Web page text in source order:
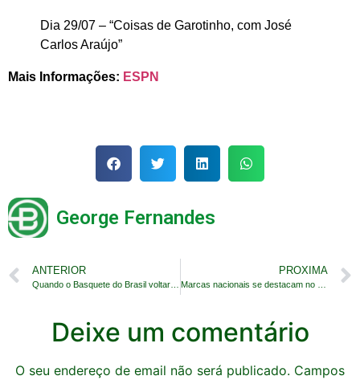
Dia 29/07 – “Coisas de Garotinho, com José
Carlos Araújo”
Mais Informações: ESPN
George Fernandes
ANTERIOR PROXIMA
Deixe um comentário
O seu endereço de email não será publicado. Campos